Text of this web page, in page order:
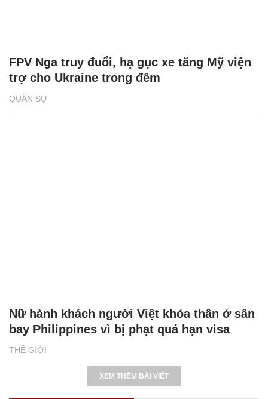
QUÂN SỰ
FPV Nga truy đuổi, hạ gục xe tăng Mỹ viện
trợ cho Ukraine trong đêm
THẾ GIỚI
Nữ hành khách người Việt khỏa thân ở sân
bay Philippines vì bị phạt quá hạn visa
XEM THÊM BÀI VIẾT